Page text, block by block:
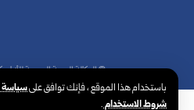
باستخدام هذا الموقع ، فإنك توافق على
شروط الاستخدام.
© الوكالة العربية السورية